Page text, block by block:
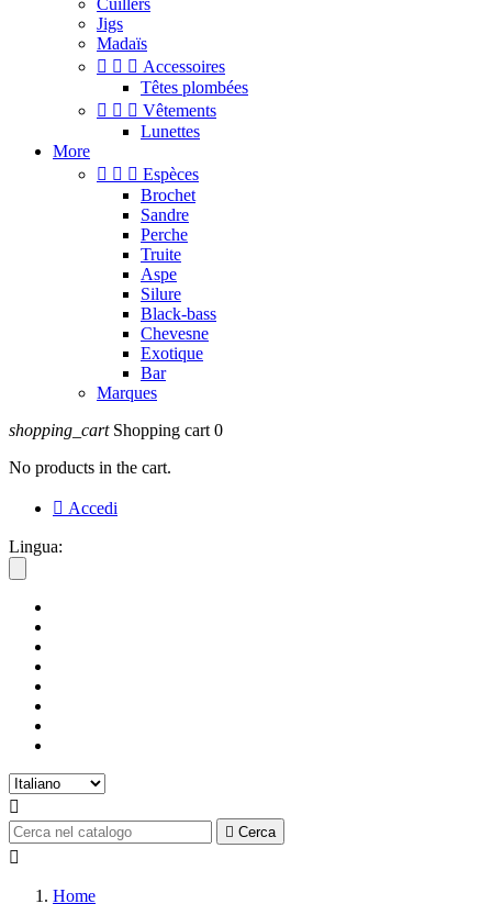
Cuillers
Jigs
Madaïs
   Accessoires
Têtes plombées
   Vêtements
Lunettes
More
   Espèces
Brochet
Sandre
Perche
Truite
Aspe
Silure
Black-bass
Chevesne
Exotique
Bar
Marques
shopping_cart Shopping cart 0
No products in the cart.
 Accedi
Lingua:

 Cerca

Home